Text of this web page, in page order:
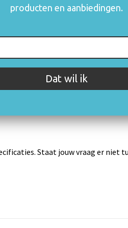
Staat jouw vraag er niet
producten en aanbiedingen.
Dat wil ik